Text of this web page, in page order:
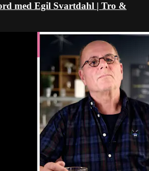
med Egil Svartdahl | Tro &